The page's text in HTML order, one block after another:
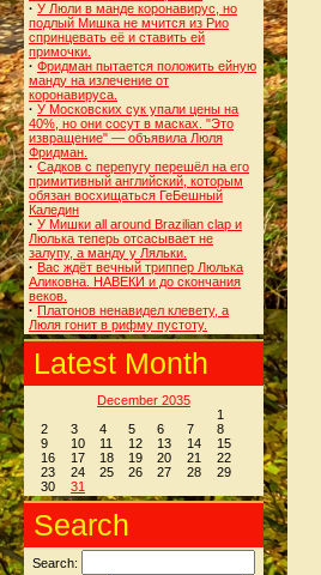
· У Люли в манде коронавирус, но
подлый Мишка не мчится из Рио
спринцевать её и ставить ей
примочки.
· Фридман пытается положить ейную
манду на излечение от
коронавируса.
· У Московских сук упали цены на
40%, но они сосут в масках. "Это
извращение" — объявила Люля
Фридман.
· Садков с перепугу перешёл на его
примитивный английский, которым
обязан восхищаться ГеБешный
Каледин
· У Мишки all around Brazilian clap и
Люлька теперь отсасывает не
залупу, а манду у Ляльки.
· Вас ждёт вечный триппер Люлька
Аликовна. НАВЕКИ и до скончания
веков.
· Платонов ненавидел клевету, а
Люля гонит в рифму пустоту.
Latest Month
December 2035
1
2
3 4 5 6 7
8
9
10 11 12 13 14
15
16
17 18 19 20 21
22
23
24 25 26 27 28
29
30
31
Search
Search: